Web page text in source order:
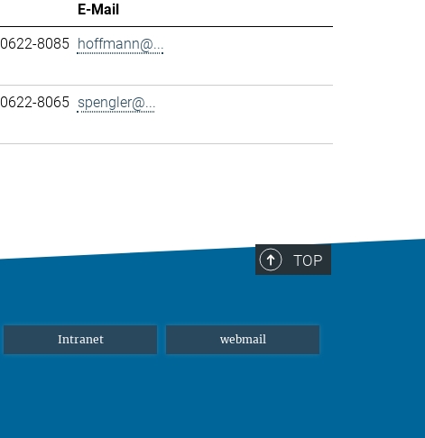
E-Mail
8085 hoffmann@...
8065 spengler@...
TOP
Intranet webmail